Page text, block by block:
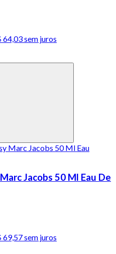
64,03 sem juros
Jacobs 50 Ml Eau De
69,57 sem juros